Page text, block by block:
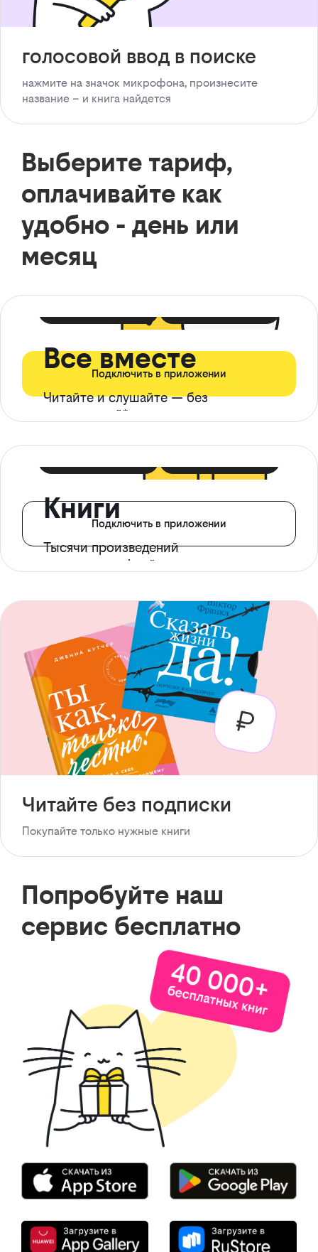
голосовой ввод в поиске
нажмите на значок микрофона, произнесите
название – и книга найдется
Выберите тариф,
оплачивайте как
удобно - день или
месяц
Все вместе
Читайте и слушайте — без
ограничений*
Подключить в приложении
Книги
Тысячи произведений
с доступом офлайн
Подключить в приложении
Читайте без подписки
Покупайте только нужные книги
Попробуйте наш
сервис бесплатно